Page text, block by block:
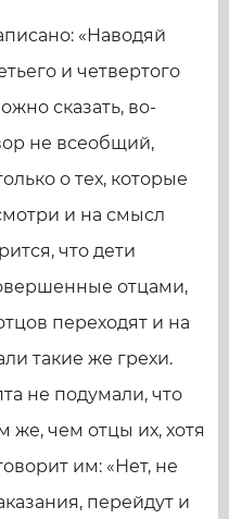
«Наводяй
и четвертого
сказать, во-
не всеобщий,
о тех, которые
и на смысл
что дети
отцами,
переходят и на
такие же грехи.
не подумали, что
же, чем отцы их, хотя
им: «Нет, не
перейдут и